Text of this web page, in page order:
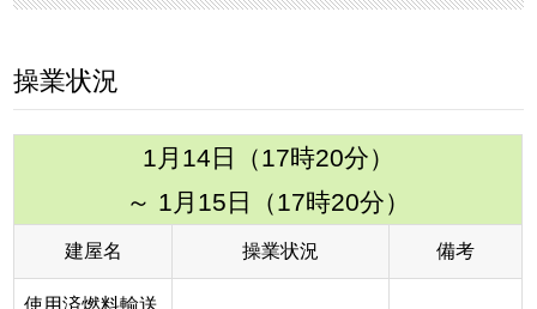
操業状況
1月14日（17時20分）
～ 1月15日（17時20分）
建屋名 操業状況 備考
使用済燃料輸送